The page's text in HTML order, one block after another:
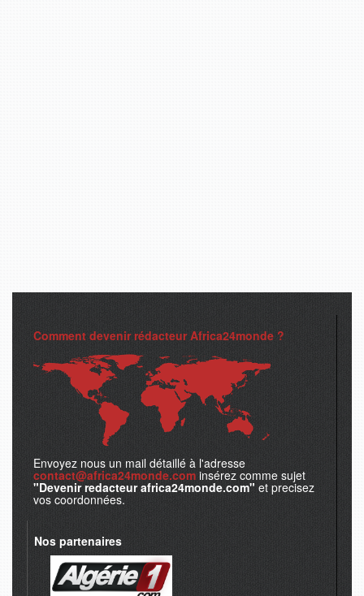
Comment devenir rédacteur Africa24monde ?
Envoyez nous un mail détaillé à l'adresse
contact@africa24monde.com insérez comme sujet
"Devenir redacteur africa24monde.com" et precisez
vos coordonnées.
Nos partenaires